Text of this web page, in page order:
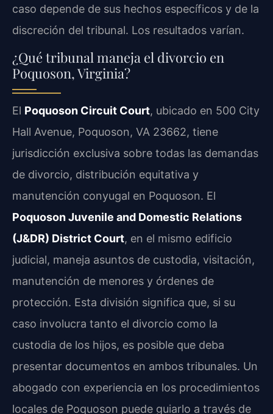
caso depende de sus hechos específicos y de la
discreción del tribunal. Los resultados varían.
¿Qué tribunal maneja el divorcio en
Poquoson, Virginia?
El Poquoson Circuit Court, ubicado en 500 City
Hall Avenue, Poquoson, VA 23662, tiene
jurisdicción exclusiva sobre todas las demandas
de divorcio, distribución equitativa y
manutención conyugal en Poquoson. El
Poquoson Juvenile and Domestic Relations
(J&DR) District Court, en el mismo edificio
judicial, maneja asuntos de custodia, visitación,
manutención de menores y órdenes de
protección. Esta división significa que, si su
caso involucra tanto el divorcio como la
custodia de los hijos, es posible que deba
presentar documentos en ambos tribunales. Un
abogado con experiencia en los procedimientos
locales de Poquoson puede guiarlo a través de